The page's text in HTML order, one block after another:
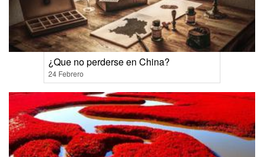
¿Que no perderse en China?
24 Febrero